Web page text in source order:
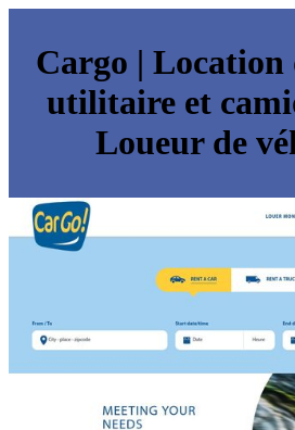
Cargo | Location
utilitaire et
Loueur de